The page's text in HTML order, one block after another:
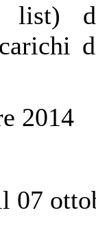
list)
2014
07